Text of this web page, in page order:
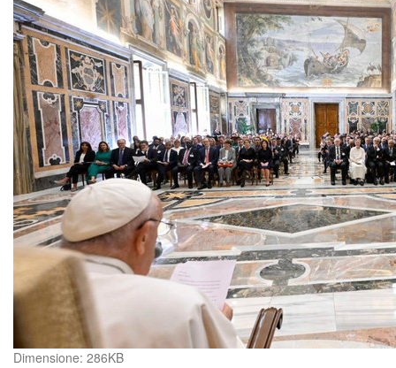
Clicca
Dimensione: 286KB